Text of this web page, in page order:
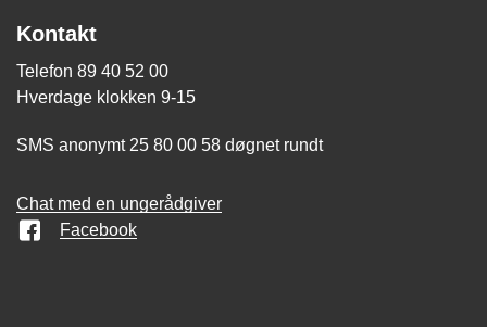
Kontakt
Telefon 89 40 52 00
Hverdage klokken 9-15
SMS anonymt 25 80 00 58 døgnet rundt
Chat med en ungerådgiver
Facebook